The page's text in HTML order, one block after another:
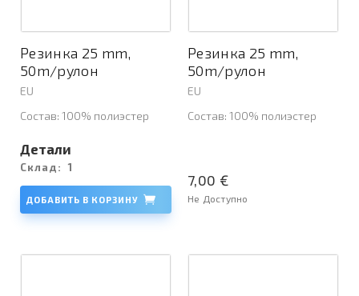
Резинка 25 mm,
50m/рулон
EU
Состав: 100% полиэстер
Детали
Склад: 1
ДОБАВИТЬ В КОРЗИНУ
Резинка 25 mm,
50m/рулон
EU
Состав: 100% полиэстер
7,00 €
Не Доступно